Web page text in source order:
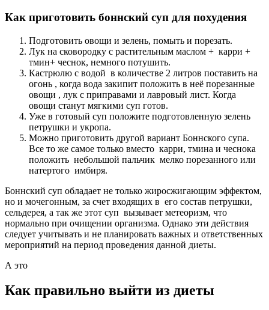
Как приготовить боннский суп для похудения
Подготовить овощи и зелень, помыть и порезать.
Лук на сковородку с растительным маслом + карри +
тмин+ чеснок, немного потушить.
Кастрюлю с водой в количестве 2 литров поставить на
огонь , когда вода закипит положить в неё порезанные
овощи , лук с приправами и лавровый лист. Когда
овощи станут мягкими суп готов.
Уже в готовый суп положите подготовленную зелень
петрушки и укропа.
Можно приготовить другой вариант Боннского супа.
Все то же самое только вместо карри, тмина и чеснока
положить небольшой пальчик мелко порезанного или
натертого имбиря.
Боннский суп обладает не только жиросжигающим эффектом,
но и мочегонным, за счет входящих в его состав петрушки,
сельдерея, а так же этот суп вызывает метеоризм, что
нормально при очищении организма. Однако эти действия
следует учитывать и не планировать важных и ответственных
мероприятий на период проведения данной диеты.
А это
Как правильно выйти из диеты